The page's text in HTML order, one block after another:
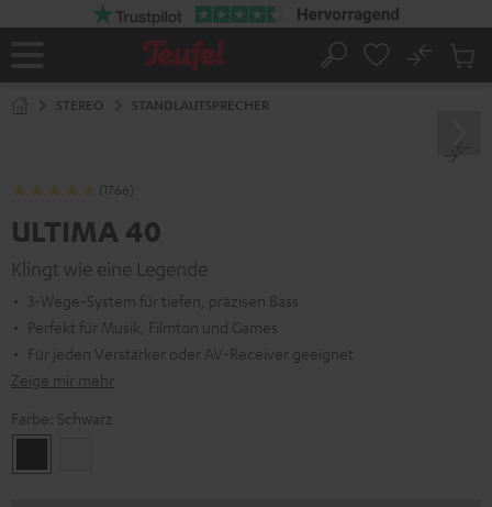
Startseite
Suche
No
STEREO STANDLAUTSPRECHER
(1766)
ULTIMA 40
Klingt wie eine Legende
3-Wege-System für tiefen, präzisen Bass
Perfekt für Musik, Filmton und Games
Für jeden Verstärker oder AV-Receiver geeignet
Zeige mir mehr
Farbe: Schwarz